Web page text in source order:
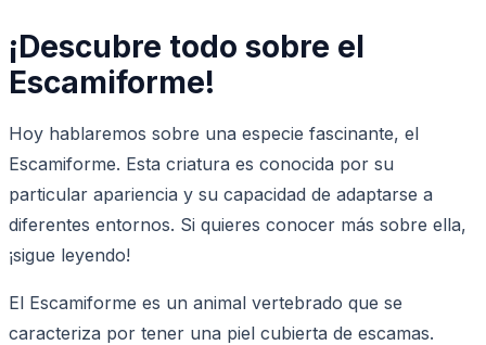
¡Descubre todo sobre el
Escamiforme!
Hoy hablaremos sobre una especie fascinante, el
Escamiforme. Esta criatura es conocida por su
particular apariencia y su capacidad de adaptarse a
diferentes entornos. Si quieres conocer más sobre ella,
¡sigue leyendo!
El Escamiforme es un animal vertebrado que se
caracteriza por tener una piel cubierta de escamas.